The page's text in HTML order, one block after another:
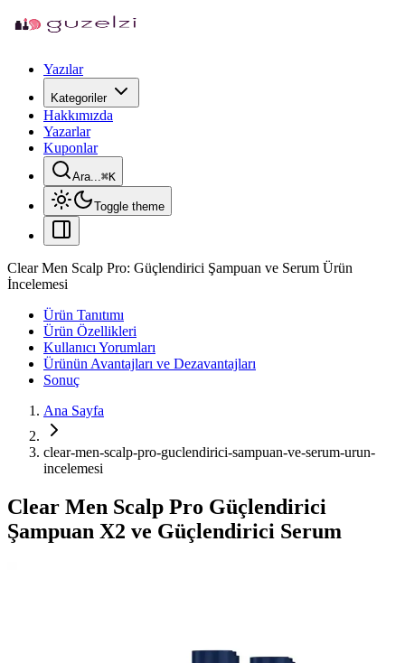
Yazılar
Kategoriler
Hakkımızda
Yazarlar
Kuponlar
Ara...⌘K
Toggle theme
Clear Men Scalp Pro: Güçlendirici Şampuan ve Serum Ürün
İncelemesi
Ürün Tanıtımı
Ürün Özellikleri
Kullanıcı Yorumları
Ürünün Avantajları ve Dezavantajları
Sonuç
Ana Sayfa
clear-men-scalp-pro-guclendirici-sampuan-ve-serum-urun-
incelemesi
Clear Men Scalp Pro Güçlendirici
Şampuan X2 ve Güçlendirici Serum